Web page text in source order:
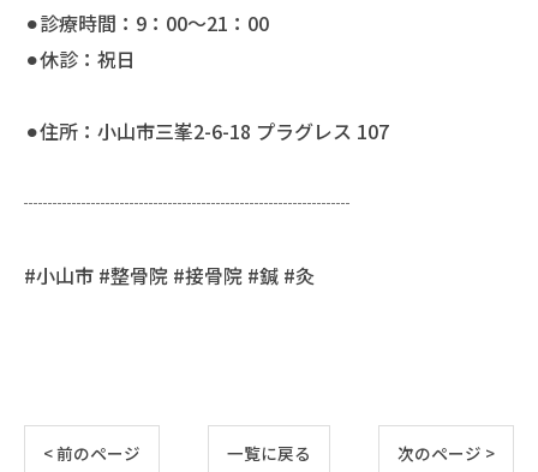
⚫︎診療時間：9：00〜21：00
⚫︎休診：祝日
⚫︎住所：小山市三峯2-6-18 プラグレス 107
┈┈┈┈┈┈┈┈┈┈┈┈┈┈┈┈┈
#小山市 #整骨院 #接骨院 #鍼 #灸
< 前のページ 一覧に戻る 次のページ >